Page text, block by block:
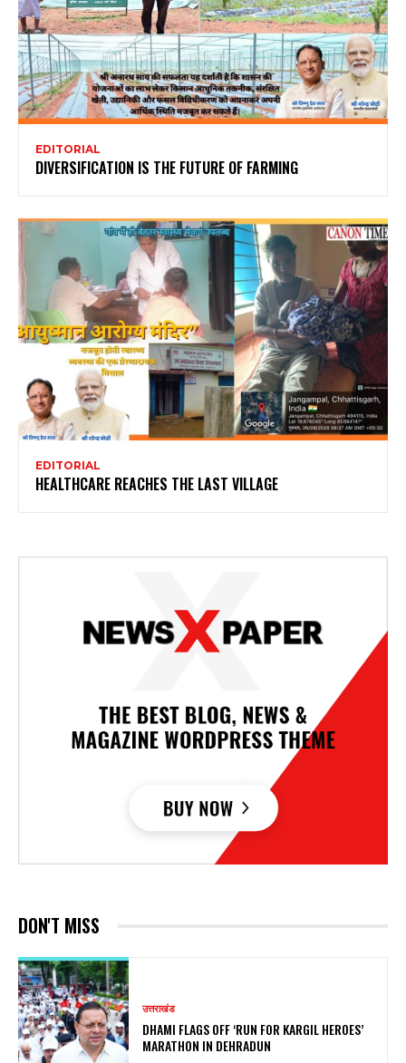
EDITORIAL
DIVERSIFICATION IS THE FUTURE OF FARMING
EDITORIAL
HEALTHCARE REACHES THE LAST VILLAGE
DON'T MISS
उत्तराखंड
DHAMI FLAGS OFF ‘RUN FOR KARGIL HEROES’
MARATHON IN DEHRADUN